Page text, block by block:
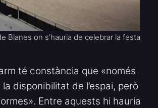
Blanes on s’hauria de celebrar la festa
té constància que «només
disponibilitat de l’espai, però
Entre aquests hi hauria